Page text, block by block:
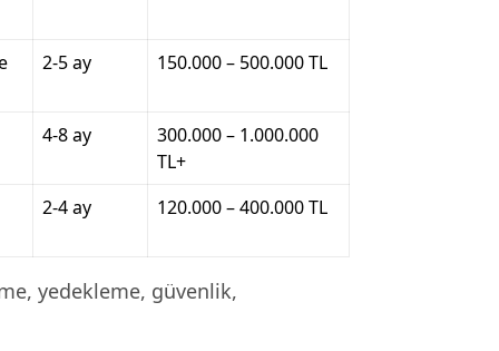
2-5 ay 150.000 – 500.000 TL
4-8 ay
300.000 – 1.000.000
TL+
2-4 ay
120.000 – 400.000 TL
yedekleme, güvenlik,